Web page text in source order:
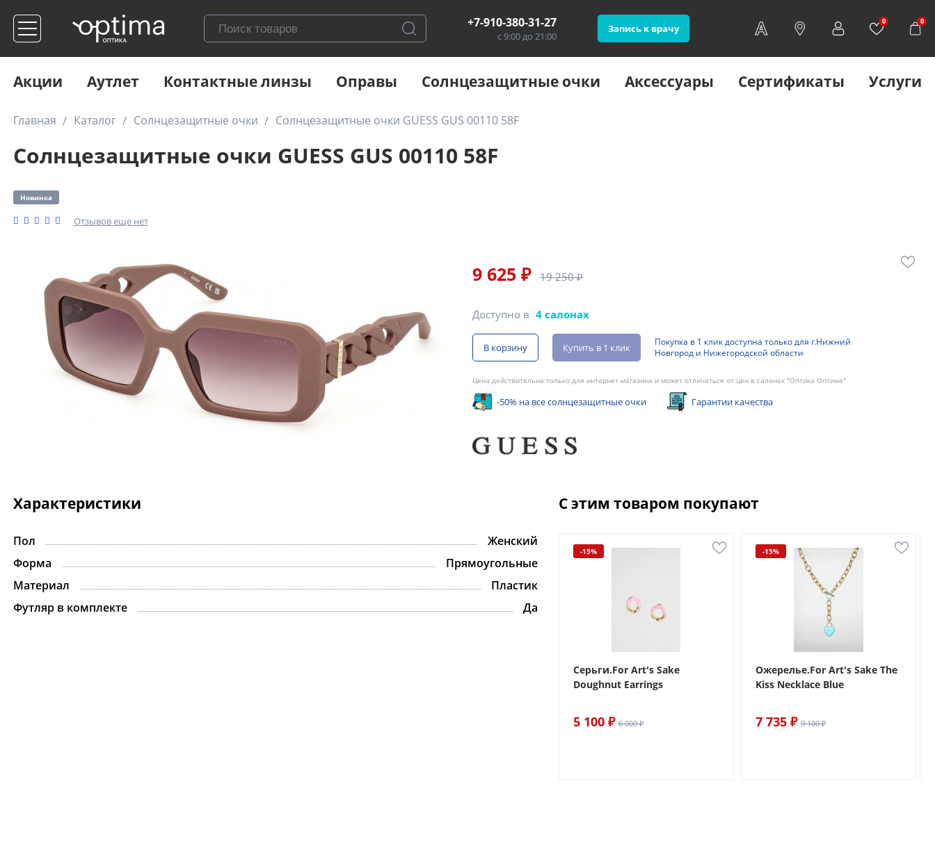
+7-910-380-31-27
с 9:00 до 21:00
Запись к врачу
0 0
Акции Аутлет Контактные линзы Оправы Солнцезащитные очки Аксессуары Сертификаты Услуги
Главная Каталог Солнцезащитные очки Солнцезащитные очки GUESS GUS 00110 58F
Солнцезащитные очки GUESS GUS 00110 58F
Новинка
Отзывов еще нет
9 625 ₽ 19 250 ₽
Доступно в 4 салонах
В корзину Купить в 1 клик
Покупка в 1 клик доступна только для г.Нижний
Новгород и Нижегородской области
Цена действительна только для интернет-магазина и может отличаться от цен в салонах "Оптика Оптима"
-50% на все солнцезащитные очки Гарантии качества
Характеристики
Пол
Женский
Форма
Прямоугольные
Материал
Пластик
Футляр в комплекте
Да
С этим товаром покупают
-15%
Серьги.For Art's Sake
Doughnut Earrings
5 100 ₽ 6 000 ₽
-15%
Ожерелье.For Art's Sake The
Kiss Necklace Blue
7 735 ₽ 9 100 ₽